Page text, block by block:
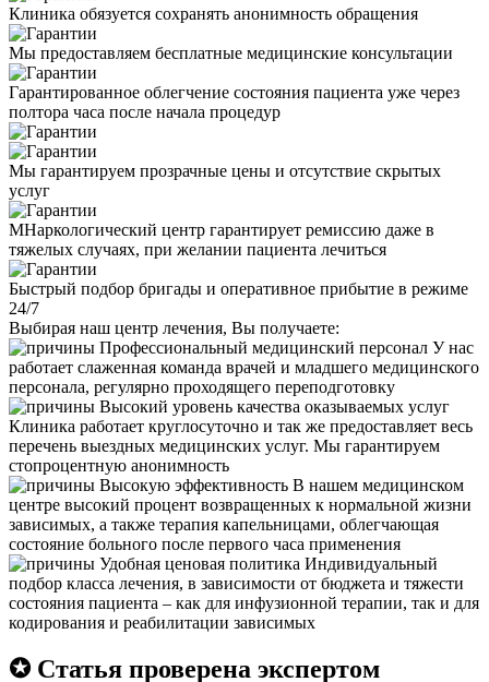
Клиника обязуется сохранять анонимность обращения
Мы предоставляем бесплатные медицинские консультации
Гарантированное облегчение состояния пациента уже через
полтора часа после начала процедур
Мы гарантируем прозрачные цены и отсутствие скрытых
услуг
МНаркологический центр гарантирует ремиссию даже в
тяжелых случаях, при желании пациента лечиться
Быстрый подбор бригады и оперативное прибытие в режиме
24/7
Выбирая наш центр лечения, Вы получаете:
Профессиональный медицинский персонал У нас
работает слаженная команда врачей и младшего медицинского
персонала, регулярно проходящего переподготовку
Высокий уровень качества оказываемых услуг
Клиника работает круглосуточно и так же предоставляет весь
перечень выездных медицинских услуг. Мы гарантируем
стопроцентную анонимность
Высокую эффективность В нашем медицинском
центре высокий процент возвращенных к нормальной жизни
зависимых, а также терапия капельницами, облегчающая
состояние больного после первого часа применения
Удобная ценовая политика Индивидуальный
подбор класса лечения, в зависимости от бюджета и тяжести
состояния пациента – как для инфузионной терапии, так и для
кодирования и реабилитации зависимых
✪ Статья проверена экспертом